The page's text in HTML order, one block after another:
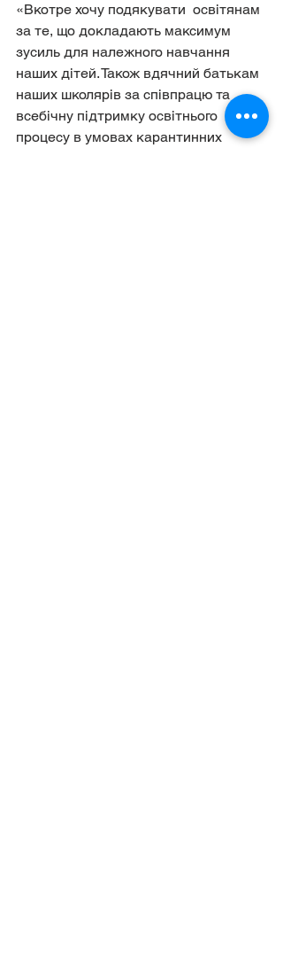
«Вкотре хочу подякувати  освітянам
за те, що докладають максимум
зусиль для належного навчання
наших дітей. Також вдячний батькам
наших школярів за співпрацю та
всебічну підтримку освітнього
процесу в умовах карантинних